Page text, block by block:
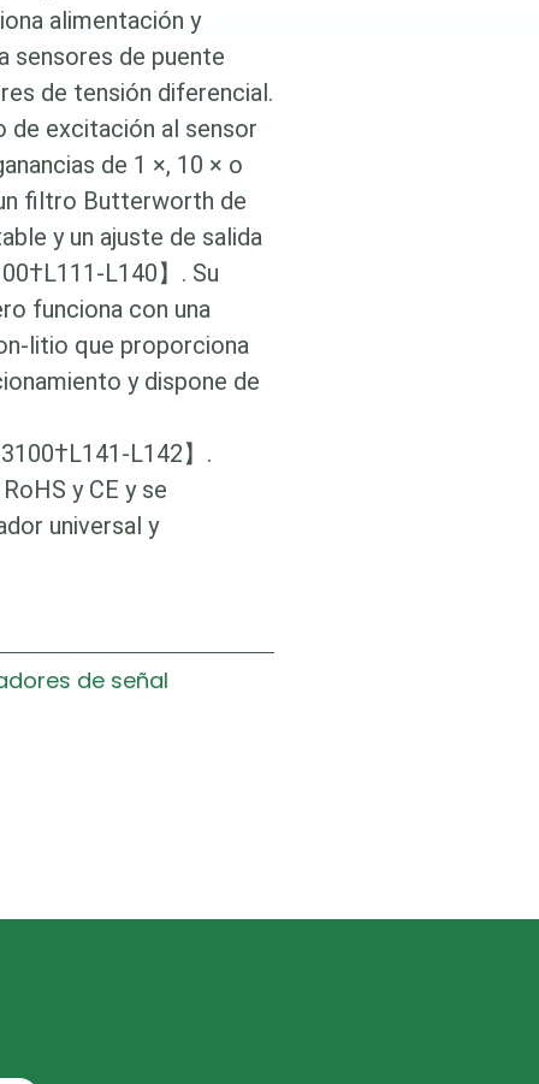
alimentación y
sensores de puente
de tensión diferencial.
de excitación al sensor
de 1 ×, 10 × o
filtro Butterworth de
y un ajuste de salida
L140】. Su
funciona con una
que proporciona
y dispone de
L142】.
y CE y se
universal y
de señal